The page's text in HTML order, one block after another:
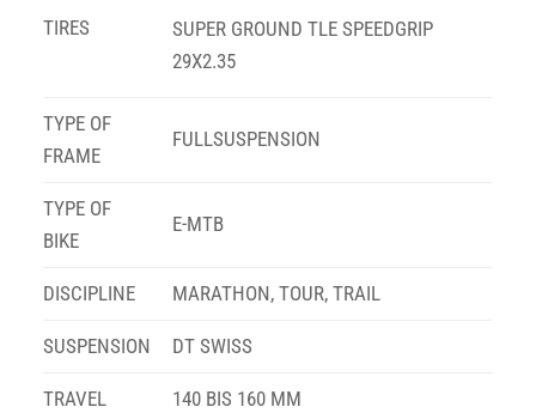
TIRES
SUPER GROUND TLE SPEEDGRIP
29X2.35
TYPE OF
FRAME
FULLSUSPENSION
TYPE OF
BIKE
E-MTB
DISCIPLINE MARATHON, TOUR, TRAIL
SUSPENSION DT SWISS
TRAVEL 140 BIS 160 MM